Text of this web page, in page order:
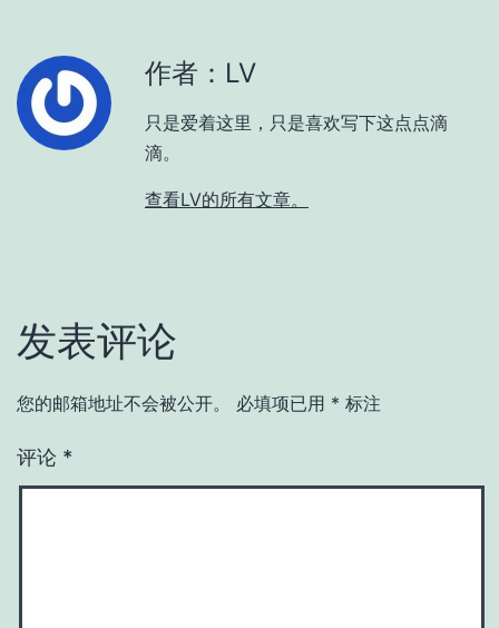
作者：LV
只是爱着这里，只是喜欢写下这点点滴
滴。
查看LV的所有文章。
发表评论
您的邮箱地址不会被公开。 必填项已用 * 标注
评论 *